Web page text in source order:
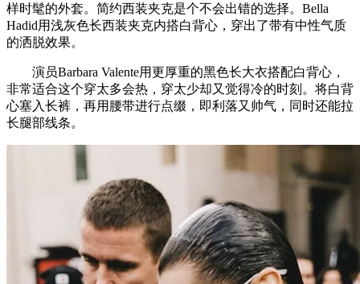
样时髦的外套。简约西装夹克是个不会出错的选择。Bella
Hadid用浅灰色长西装夹克内搭白背心，穿出了带有中性气质
的洒脱效果。
演员Barbara Valente用更厚重的黑色长大衣搭配白背心，
非常适合这个穿太多会热，穿太少却又觉得冷的时刻。将白背
心塞入长裤，再用腰带进行点缀，即利落又帅气，同时还能拉
长腿部线条。